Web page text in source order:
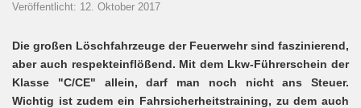
Veröffentlicht: 12. Oktober 2017
Die großen Löschfahrzeuge der Feuerwehr sind faszinierend,
aber auch respekteinflößend. Mit dem Lkw-Führerschein der
Klasse "C/CE" allein, darf man noch nicht ans Steuer.
Wichtig ist zudem ein Fahrsicherheitstraining, zu dem auch